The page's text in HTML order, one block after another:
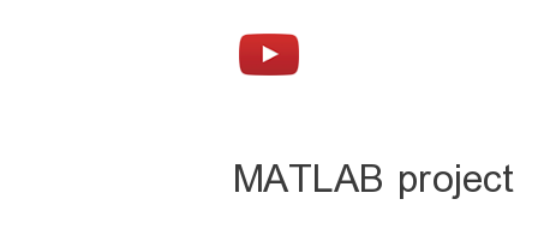
MATLAB project